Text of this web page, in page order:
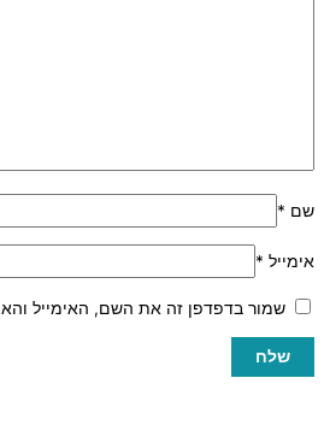
שם *
אימייל *
שמור בדפדפן זה את השם, האימייל